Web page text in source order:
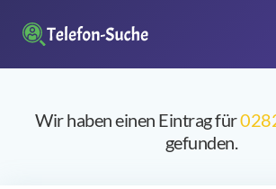
Wir haben einen Eintrag für
gefunden.